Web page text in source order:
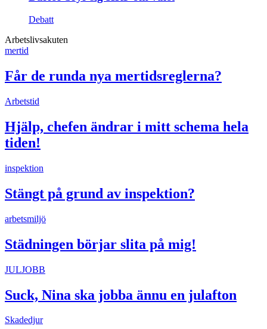
Debatt
Arbetslivsakuten
mertid
Får de runda nya mertidsreglerna?
Arbetstid
Hjälp, chefen ändrar i mitt schema hela
tiden!
inspektion
Stängt på grund av inspektion?
arbetsmiljö
Städningen börjar slita på mig!
JULJOBB
Suck, Nina ska jobba ännu en julafton
Skadedjur